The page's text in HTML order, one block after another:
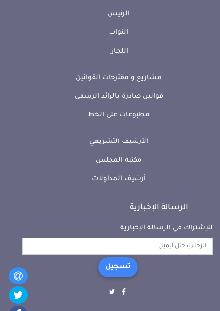
الرئيس
النواب
اللجان
مشاريع و مقترحات القوانين
قوانين صادرة بالرائد الرسمي
مطبوعات على الخط
الأرشيف التشريعي
مكتبة المجلس
أرشيف المداولات
الرسالة الإخبارية
للإشتراك في الرسالة الإخبارية
تسجيل